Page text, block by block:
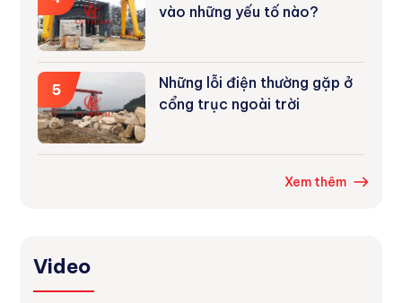
vào những yếu tố nào?
5
Những lỗi điện thường gặp ở
cổng trục ngoài trời
Xem thêm
Video